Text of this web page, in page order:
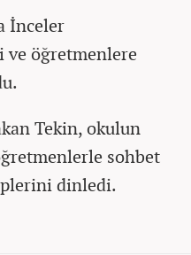
İnceler
ve öğretmenlere
Tekin, okulun
sohbet
dinledi.